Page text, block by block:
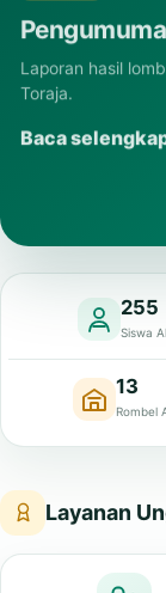
Laporan hasil
Toraja.
Baca
255
Siswa
13
Rombel
Layanan